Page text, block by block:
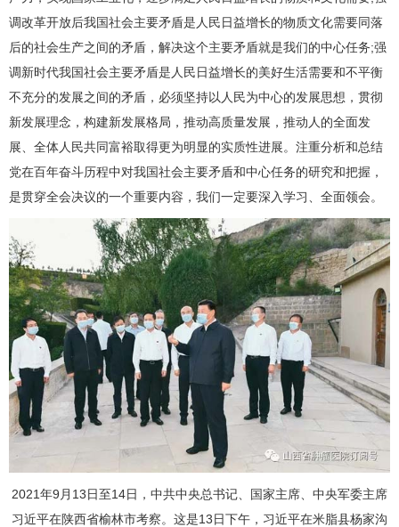
调改革开放后我国社会主要矛盾是人民日益增长的物质文化需要同落
后的社会生产之间的矛盾，解决这个主要矛盾就是我们的中心任务;强
调新时代我国社会主要矛盾是人民日益增长的美好生活需要和不平衡
不充分的发展之间的矛盾，必须坚持以人民为中心的发展思想，贯彻
新发展理念，构建新发展格局，推动高质量发展，推动人的全面发
展、全体人民共同富裕取得更为明显的实质性进展。注重分析和总结
党在百年奋斗历程中对我国社会主要矛盾和中心任务的研究和把握，
是贯穿全会决议的一个重要内容，我们一定要深入学习、全面领会。
2021年9月13日至14日，中共中央总书记、国家主席、中央军委主席
习近平在陕西省榆林市考察。这是13日下午，习近平在米脂县杨家沟